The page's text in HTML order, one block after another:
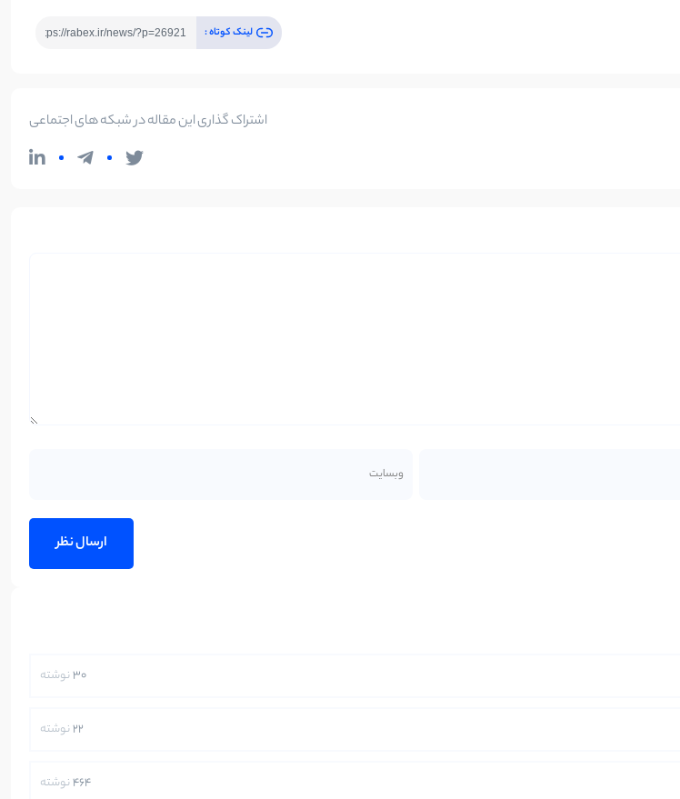
لینک کوتاه :
اشتراک گذاری این مقاله در شبکه های اجتماعی
30نوشته
22نوشته
464نوشته